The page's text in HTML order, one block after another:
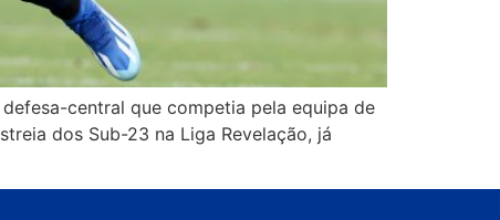
central que competia pela equipa de
dos Sub-23 na Liga Revelação, já